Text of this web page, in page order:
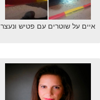
איים על שוטרים עם פטיש ונעצר